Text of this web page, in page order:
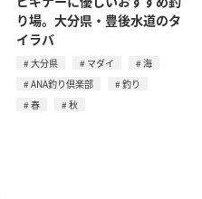
り場。大分県・豊後水道のタ
イラバ
大分県 マダイ
海
ANA釣り倶楽部
釣り
春
秋